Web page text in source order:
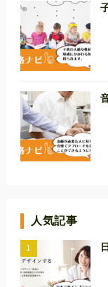
人気記事